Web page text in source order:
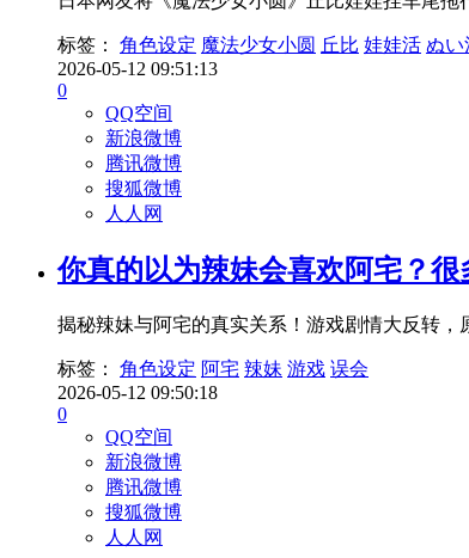
标签： 角色设定 魔法少女小圆 丘比 娃娃活 ぬい
2026-05-12 09:51:13
0
QQ空间
新浪微博
腾讯微博
搜狐微博
人人网
你真的以为辣妹会喜欢阿宅？很
揭秘辣妹与阿宅的真实关系！游戏剧情大反转，
标签： 角色设定 阿宅 辣妹 游戏 误会
2026-05-12 09:50:18
0
QQ空间
新浪微博
腾讯微博
搜狐微博
人人网